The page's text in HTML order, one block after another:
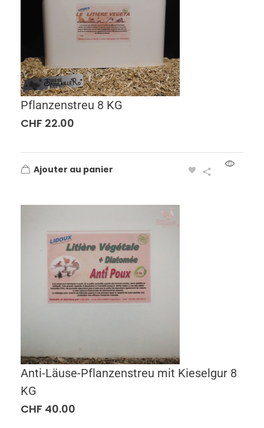
Pflanzenstreu 8 KG
CHF 22.00
Ajouter au panier
Anti-Läuse-Pflanzenstreu mit Kieselgur 8
KG
CHF 40.00